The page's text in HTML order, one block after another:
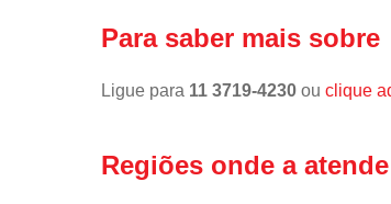
Para saber mais sobre
Ligue para 11 3719-4230 ou clique
Regiões onde a